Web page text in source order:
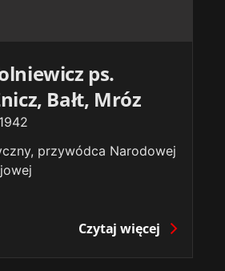
ps.
Bałt, Mróz
1942
przywódca Narodowej
Czytaj więcej